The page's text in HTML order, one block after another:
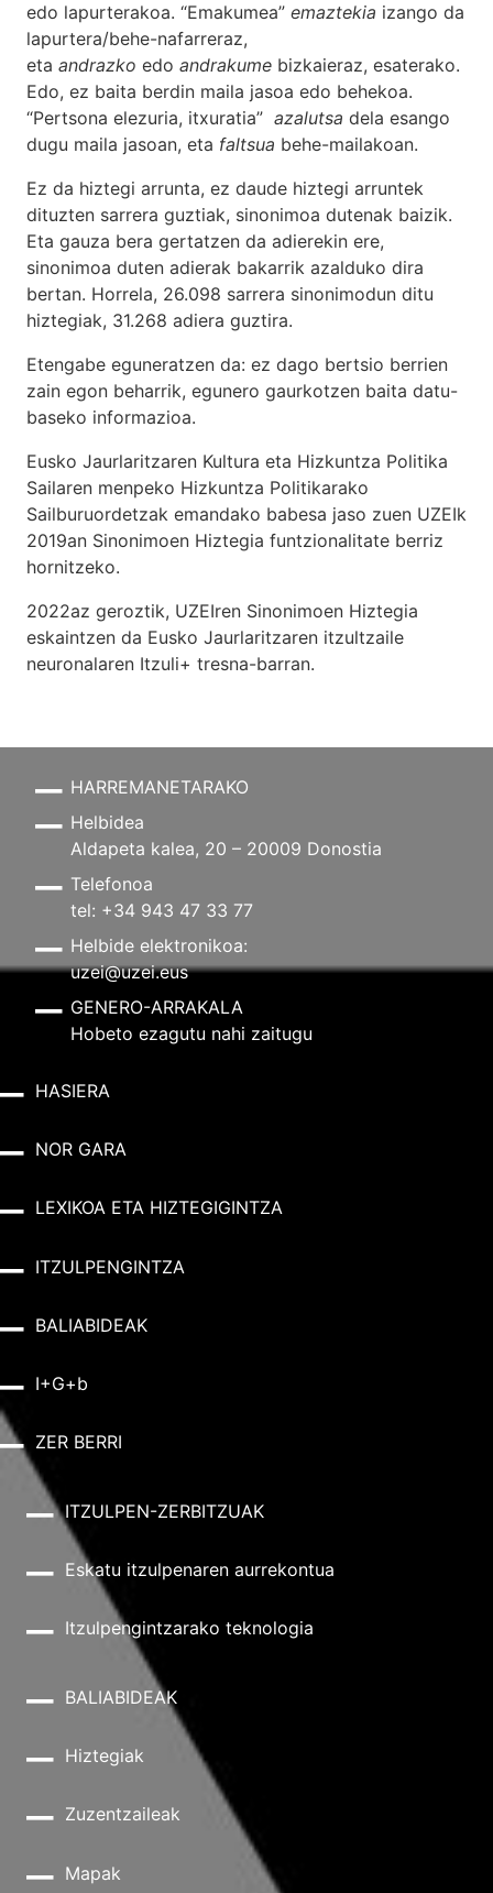
edo lapurterakoa. “Emakumea” emaztekia izango da
lapurtera/behe-nafarreraz,
eta andrazko edo andrakume bizkaieraz, esaterako.
Edo, ez baita berdin maila jasoa edo behekoa.
“Pertsona elezuria, itxuratia” azalutsa dela esango
dugu maila jasoan, eta faltsua behe-mailakoan.
Ez da hiztegi arrunta, ez daude hiztegi arruntek
dituzten sarrera guztiak, sinonimoa dutenak baizik.
Eta gauza bera gertatzen da adierekin ere,
sinonimoa duten adierak bakarrik azalduko dira
bertan. Horrela, 26.098 sarrera sinonimodun ditu
hiztegiak, 31.268 adiera guztira.
Etengabe eguneratzen da: ez dago bertsio berrien
zain egon beharrik, egunero gaurkotzen baita datu-
baseko informazioa.
Eusko Jaurlaritzaren Kultura eta Hizkuntza Politika
Sailaren menpeko Hizkuntza Politikarako
Sailburuordetzak emandako babesa jaso zuen UZEIk
2019an Sinonimoen Hiztegia funtzionalitate berriz
hornitzeko.
2022az geroztik, UZEIren Sinonimoen Hiztegia
eskaintzen da Eusko Jaurlaritzaren itzultzaile
neuronalaren Itzuli+ tresna-barran.
HARREMANETARAKO
Helbidea
Aldapeta kalea, 20 – 20009 Donostia
Telefonoa
tel: +34 943 47 33 77
Helbide elektronikoa:
uzei@uzei.eus
GENERO-ARRAKALA
Hobeto ezagutu nahi zaitugu
HASIERA
NOR GARA
LEXIKOA ETA HIZTEGIGINTZA
ITZULPENGINTZA
BALIABIDEAK
I+G+b
ZER BERRI
ITZULPEN-ZERBITZUAK
Eskatu itzulpenaren aurrekontua
Itzulpengintzarako teknologia
BALIABIDEAK
Hiztegiak
Zuzentzaileak
Mapak